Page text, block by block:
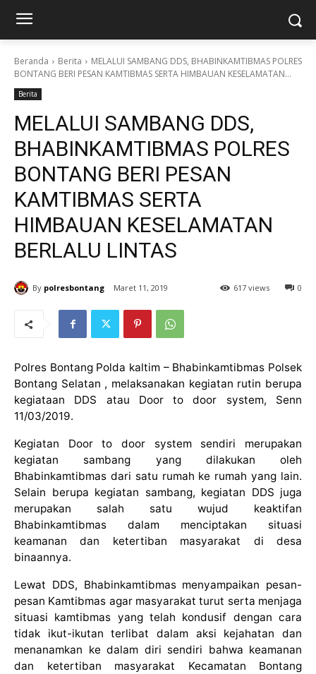
Beranda Berita
MELALUI SAMBANG DDS, BHABINKAMTIBMAS POLRES
BONTANG BERI PESAN KAMTIBMAS SERTA HIMBAUAN KESELAMATAN...
Berita
MELALUI SAMBANG DDS,
BHABINKAMTIBMAS POLRES
BONTANG BERI PESAN
KAMTIBMAS SERTA
HIMBAUAN KESELAMATAN
BERLALU LINTAS
By polresbontang Maret 11, 2019 0
617 views
Polres Bontang Polda kaltim – Bhabinkamtibmas Polsek
Bontang Selatan , melaksanakan kegiatan rutin berupa
kegiataan DDS atau Door to door system, Senn
11/03/2019.
Kegiatan Door to door system sendiri merupakan
kegiatan sambang yang dilakukan oleh
Bhabinkamtibmas dari satu rumah ke rumah yang lain.
Selain berupa kegiatan sambang, kegiatan DDS juga
merupakan salah satu wujud keaktifan
Bhabinkamtibmas dalam menciptakan situasi
keamanan dan ketertiban masyarakat di desa
binaannya.
Lewat DDS, Bhabinkamtibmas menyampaikan pesan-
pesan Kamtibmas agar masyarakat turut serta menjaga
situasi kamtibmas yang telah kondusif dengan cara
tidak ikut-ikutan terlibat dalam aksi kejahatan dan
menanamkan ke dalam diri sendiri bahwa keamanan
dan ketertiban masyarakat Kecamatan Bontang